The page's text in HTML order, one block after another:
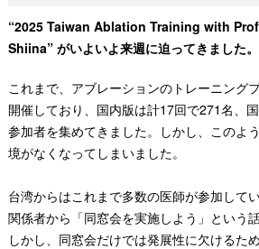
“2025 Taiwan Ablation Training with
Shiina” がいよいよ来週に迫ってきました。
これまで、アブレーションのトレーニング
開催しており、国内版は計17回で271名、
参加者を集めてきました。しかし、このよ
境がなくなってしまいました。
台湾からはこれまで多数の医師が参加して
関係者から「同窓会を実施しよう」という
しかし、同窓会だけでは発展性に欠けるた